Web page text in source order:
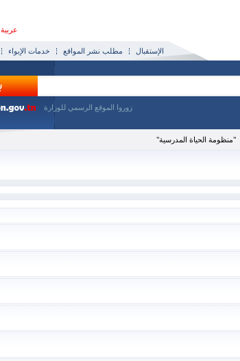
عربية
الإستقبال مطلب نشر المواقع خدمات الإيواء
زوروا الموقع الرسمي للوزارة
"منظومة الحياة المدرسية"